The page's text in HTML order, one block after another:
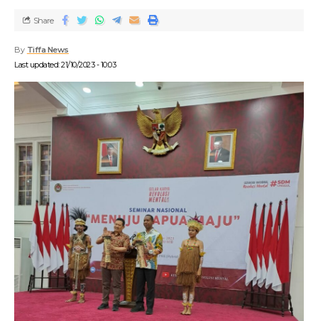
Last updated: 21/10/2023 - 10:03
By Tiffa News
Share